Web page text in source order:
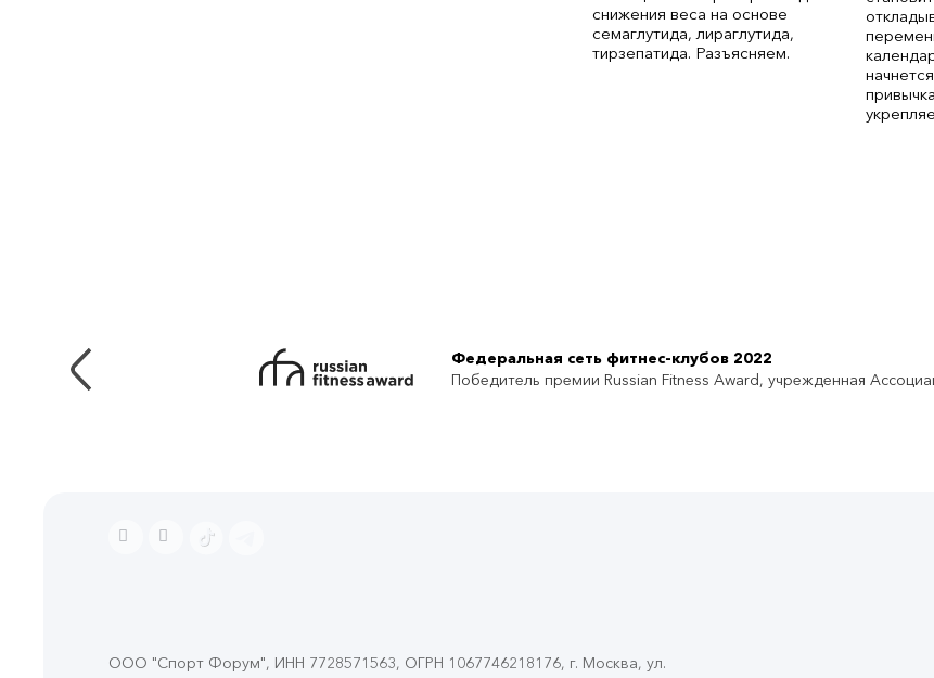
снижения веса на основе
семаглутида, лираглутида,
тирзепатида. Разъясняем.
Федеральная сеть фитнес-клубов 2022
Победитель премии Russian Fitness Award, учрежденная
ООО "Спорт Форум", ИНН 7728571563, ОГРН 1067746218176, г. Москва, ул.